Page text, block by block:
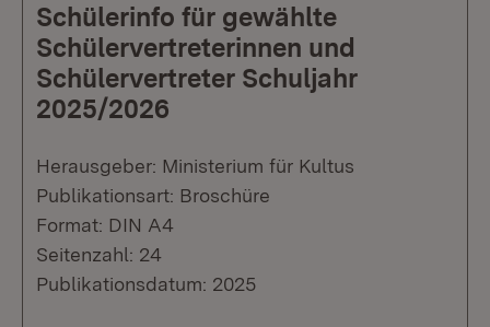
Schülerinfo für gewählte
Schülervertreterinnen und
Schülervertreter Schuljahr
2025/2026
Herausgeber: Ministerium für Kultus
Publikationsart: Broschüre
Format: DIN A4
Seitenzahl: 24
Publikationsdatum: 2025